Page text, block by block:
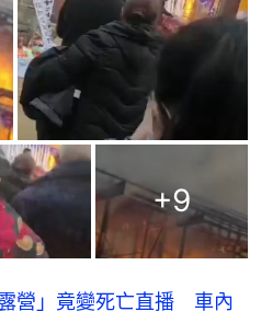
+9
營」竟變死亡直播 車內